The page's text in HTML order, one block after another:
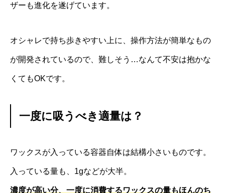
ザーも進化を遂げています。
オシャレで持ち歩きやすい上に、操作方法が簡単なもの
が開発されているので、難しそう…なんて不安は抱かな
くてもOKです。
一度に吸うべき適量は？
ワックスが入っている容器自体は結構小さいものです。
入っている量も、1gなどが大半。
濃度が高い分、一度に消費するワックスの量もほんのち